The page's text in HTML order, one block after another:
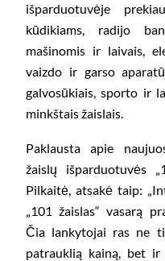
išparduotuvėje
kūdikiams, radijo
mašinomis ir laivais,
vaizdo ir garso
galvosūkiais, sporto ir
minkštais žaislais.
Paklausta apie
žaislų išparduotuvės
Pilkaitė, atsakė taip:
„101 žaislas“ vasarą
Čia lankytojai ras ne
patrauklią kainą, bet